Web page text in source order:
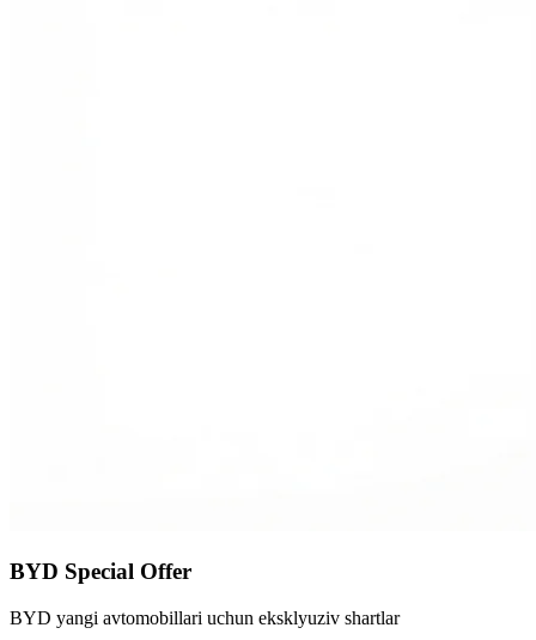
BYD Special Offer
BYD yangi avtomobillari uchun eksklyuziv shartlar